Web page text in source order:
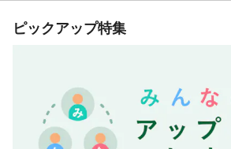
ピックアップ特集